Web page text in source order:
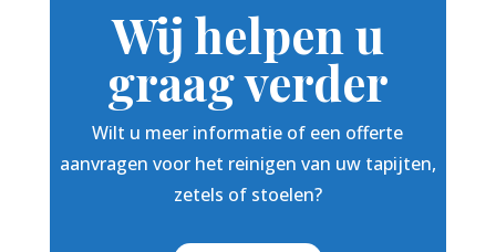
Wij helpen u
graag verder
Wilt u meer informatie of een offerte
aanvragen voor het reinigen van uw tapijten,
zetels of stoelen?